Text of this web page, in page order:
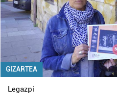
GIZARTEA
Legazpi